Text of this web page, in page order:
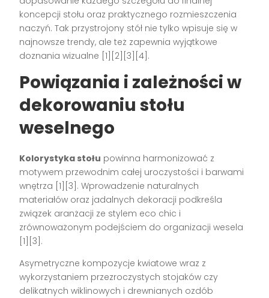
koncepcji stołu oraz praktycznego rozmieszczenia
naczyń. Tak przystrojony stół nie tylko wpisuje się w
najnowsze trendy, ale też zapewnia wyjątkowe
doznania wizualne [1][2][3][4] .
Powiązania i zależności w
dekorowaniu stołu
weselnego
Kolorystyka stołu powinna harmonizować z
motywem przewodnim całej uroczystości i barwami
wnętrza [1][3] . Wprowadzenie naturalnych
materiałów oraz jadalnych dekoracji podkreśla
związek aranżacji ze stylem eco chic i
zrównoważonym podejściem do organizacji wesela
[1][3] .
Asymetryczne kompozycje kwiatowe wraz z
wykorzystaniem przezroczystych stojaków czy
delikatnych wiklinowych i drewnianych ozdób